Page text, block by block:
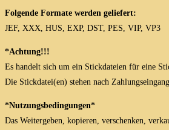
Folgende Formate werden geliefert:
JEF, XXX, HUS, EXP, DST, PES, VIP, VP3
*Achtung!!!
Es handelt sich um ein Stickdateien für eine
Die Stickdatei(en) stehen nach
*Nutzungsbedingungen*
Das Weitergeben, kopieren, verschenken,